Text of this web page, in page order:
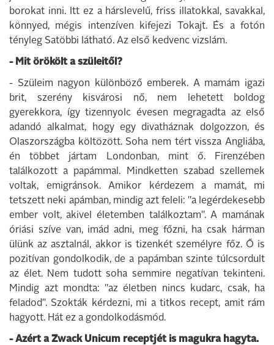
borokat inni. Itt ez a hárslevelű, friss illatokkal, savakkal,
könnyed, mégis intenzíven kifejezi Tokajt. És a fotón
tényleg Satöbbi látható. Az első kedvenc vizslám.
- Mit örökölt a szüleitől?
- Szüleim nagyon különböző emberek. A mamám igazi
brit, szerény kisvárosi nő, nem lehetett boldog
gyerekkora, így tizennyolc évesen megragadta az első
adandó alkalmat, hogy egy divatháznak dolgozzon, és
Olaszországba költözött. Soha nem tért vissza Angliába,
én többet jártam Londonban, mint ő. Firenzében
találkozott a papámmal. Mindketten szabad szellemek
voltak, emigránsok. Amikor kérdezem a mamát, mi
tetszett neki apámban, mindig azt feleli: "a legérdekesebb
ember volt, akivel életemben találkoztam". A mamának
óriási szíve van, imád adni, meg főzni, ha csak hárman
ülünk az asztalnál, akkor is tizenkét személyre főz. Ő is
pozitívan gondolkodik, de a papámban szinte túlcsordult
az élet. Nem tudott soha semmire negatívan tekinteni.
Mindig azt mondta: "az életben nincs kudarc, csak, ha
feladod". Szokták kérdezni, mi a titkos recept, amit rám
hagyott. Hát ez a gondolkodásmód.
- Azért a Zwack Unicum receptjét is magukra hagyta.